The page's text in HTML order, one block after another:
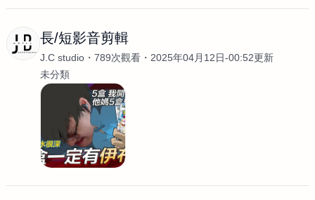
長/短影音剪輯
J.C studio 789次觀看
2025年04月12日-00:52更新
未分類